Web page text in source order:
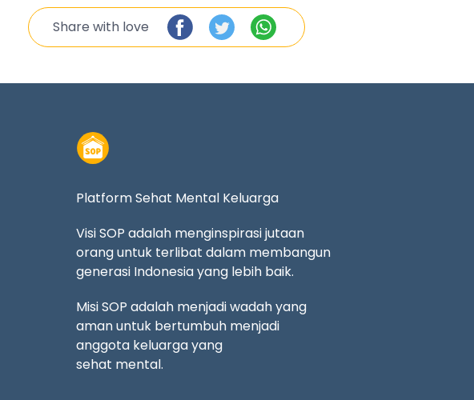
Share with love
Platform Sehat Mental Keluarga
Visi SOP adalah menginspirasi jutaan
orang untuk terlibat dalam membangun
generasi Indonesia yang lebih baik.
Misi SOP adalah menjadi wadah yang
aman untuk bertumbuh menjadi
anggota keluarga yang
sehat mental.